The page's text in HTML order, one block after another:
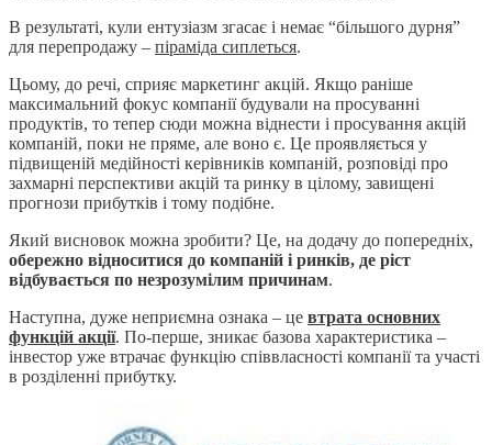
В результаті, кули ентузіазм згасає і немає “більшого дурня”
для перепродажу – піраміда сиплеться.
Цьому, до речі, сприяє маркетинг акцій. Якщо раніше
максимальний фокус компанії будували на просуванні
продуктів, то тепер сюди можна віднести і просування акцій
компаній, поки не пряме, але воно є. Це проявляється у
підвищеній медійності керівників компаній, розповіді про
захмарні перспективи акцій та ринку в цілому, завищені
прогнози прибутків і тому подібне.
Який висновок можна зробити? Це, на додачу до попередніх,
обережно відноситися до компаній і ринків, де ріст
відбувається по незрозумілим причинам.
Наступна, дуже неприємна ознака – це втрата основних
функцій акції. По-перше, зникає базова характеристика –
інвестор уже втрачає функцію співвласності компанії та участі
в розділенні прибутку.